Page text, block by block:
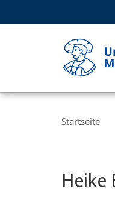
Navigation
Startseite
Heike